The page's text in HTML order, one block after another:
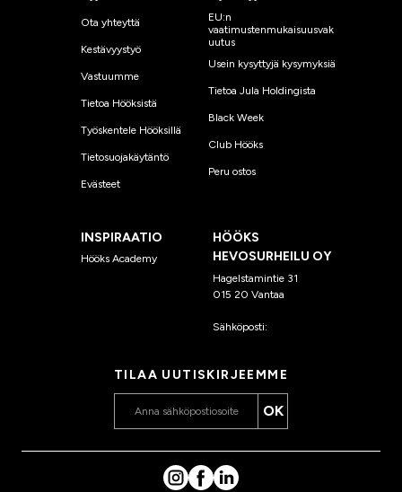
Ota yhteyttä
Kestävyystyö
Vastuumme
Tietoa Hööksistä
Työskentele Hööksillä
Tietosuojakäytäntö
Evästeet
EU:n
vaatimustenmukaisuusvak
uutus
Usein kysyttyjä kysymyksiä
Tietoa Jula Holdingista
Black Week
Club Hööks
Peru ostos
INSPIRAATIO
Hööks Academy
HÖÖKS
HEVOSURHEILU OY
Hagelstamintie 31
015 20 Vantaa
Sähköposti:
TILAA UUTISKIRJEEMME
OK